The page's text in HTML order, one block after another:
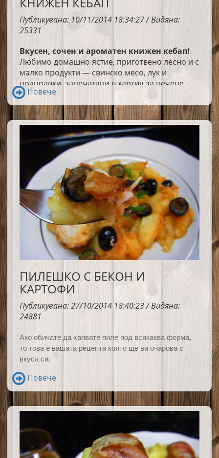
Публикувана: 10/11/2014 18:34:27 / Видяна:
25331
Вкусен, сочен и ароматен книжен кебап!
Любимо домашно ястие, приготвено лесно и с
малко продукти — свинско месо, лук и
подправки, запечатани в хартия за печене.
Резултатът е невероятно крехко месо с
наситен вкус и домашен уют във всяка хапка.
💛
Повече
ПИЛЕШКО С БЕКОН И
КАРТОФИ
Публикувана: 27/10/2014 18:40:23 / Видяна:
24881
Ако обичате да хапвате пиле под всякаква форма,
то това е вашата рецепта която ще ви очарова с
вкуса си.
Повече